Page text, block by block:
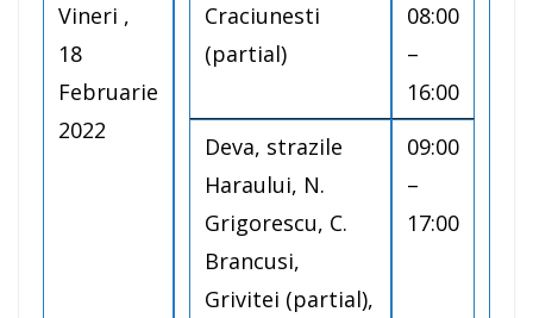
Vineri ,
18
Februarie
2022
Craciunesti
(partial)
08:00
–
16:00
Deva, strazile
Haraului, N.
Grigorescu, C.
Brancusi,
Grivitei (partial),
09:00
–
17:00